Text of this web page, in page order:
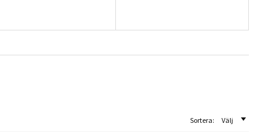
Sortera: Välj